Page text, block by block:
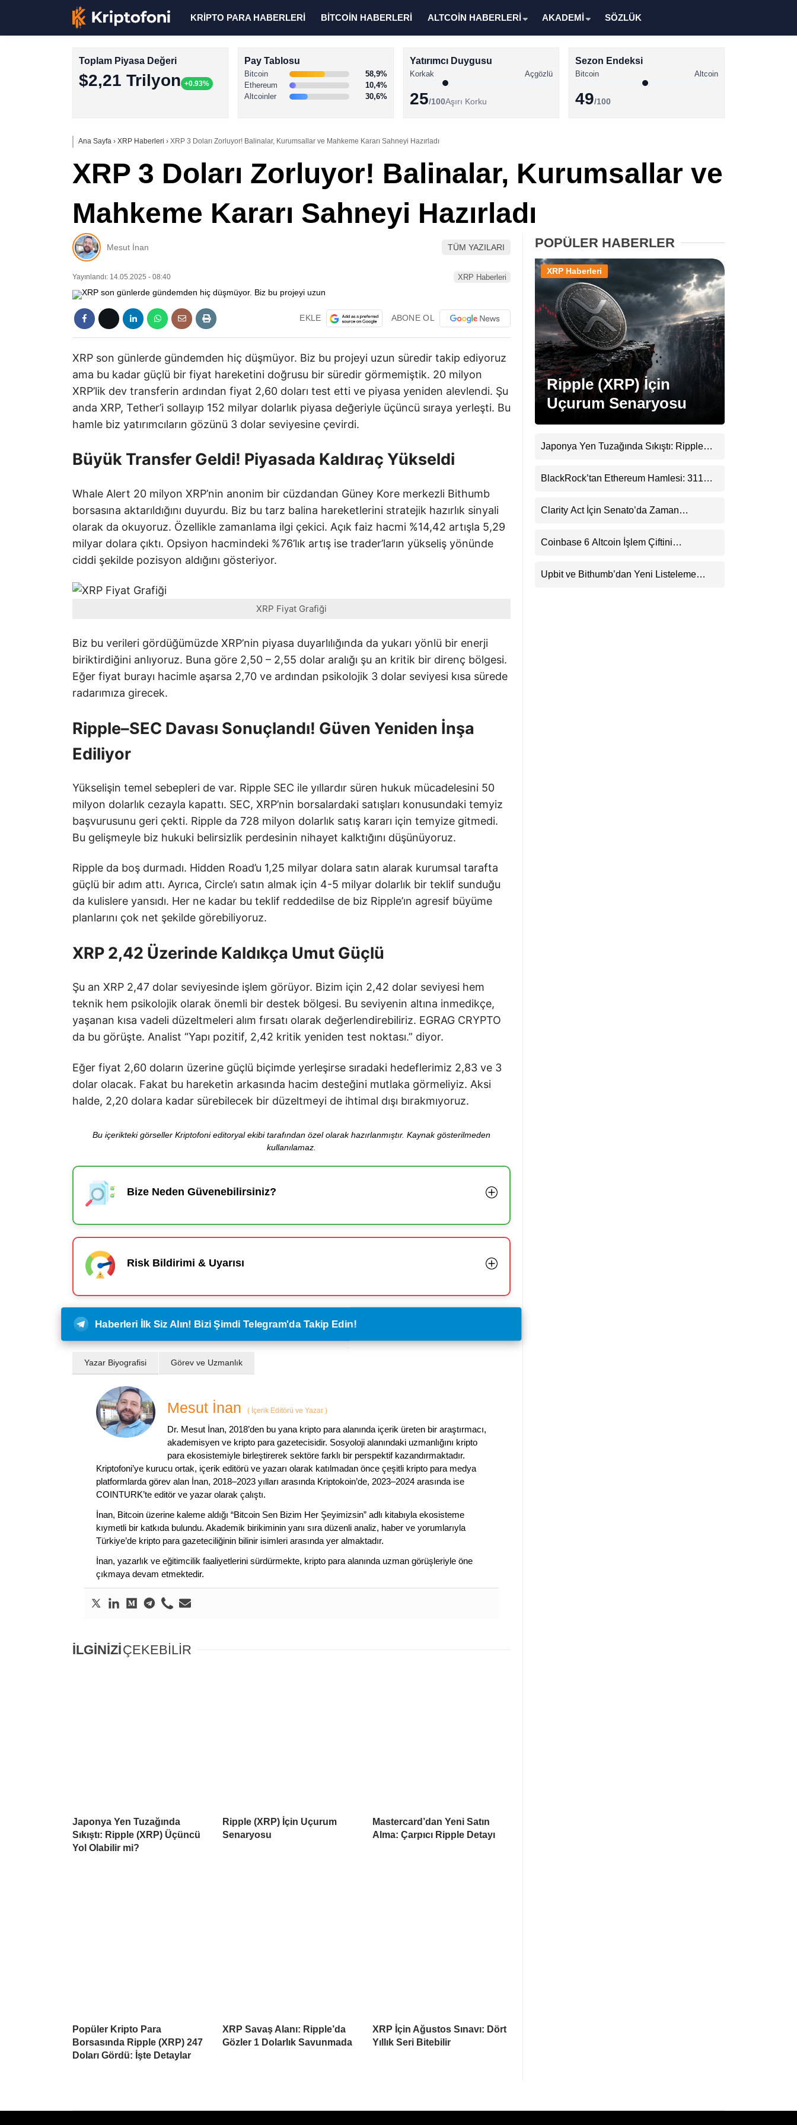
Altcoin Haberleri
XRP Haberleri
Memecoin Haberleri
Stablecoin Haberleri
Facebook
KRİPTO PARA HABERLERİ BİTCOİN HABERLERİ ALTCOİN HABERLERİ AKADEMİ SÖZLÜK
Toplam Piyasa Değeri
$2,21 Trilyon +0.93%
Pay Tablosu
Bitcoin
58,9%
Ethereum
10,4%
Altcoinler
30,6%
Yatırımcı Duygusu
Korkak Açgözlü
25/100Aşırı Korku
Sezon Endeksi
Bitcoin Altcoin
49/100
Ana Sayfa › XRP Haberleri › XRP 3 Doları Zorluyor! Balinalar, Kurumsallar ve Mahkeme Kararı Sahneyi Hazırladı
XRP 3 Doları Zorluyor! Balinalar, Kurumsallar ve
Mahkeme Kararı Sahneyi Hazırladı
Mesut İnan TÜM YAZILARI
Yayınlandı: 14.05.2025 - 08:40 XRP Haberleri
EKLE ABONE OL
XRP son günlerde gündemden hiç düşmüyor. Biz bu projeyi uzun süredir takip ediyoruz
ama bu kadar güçlü bir fiyat hareketini doğrusu bir süredir görmemiştik. 20 milyon
XRP’lik dev transferin ardından fiyat 2,60 doları test etti ve piyasa yeniden alevlendi. Şu
anda XRP, Tether’i sollayıp 152 milyar dolarlık piyasa değeriyle üçüncü sıraya yerleşti. Bu
hamle biz yatırımcıların gözünü 3 dolar seviyesine çevirdi.
Büyük Transfer Geldi! Piyasada Kaldıraç Yükseldi
Whale Alert 20 milyon XRP’nin anonim bir cüzdandan Güney Kore merkezli Bithumb
borsasına aktarıldığını duyurdu. Biz bu tarz balina hareketlerini stratejik hazırlık sinyali
olarak da okuyoruz. Özellikle zamanlama ilgi çekici. Açık faiz hacmi %14,42 artışla 5,29
milyar dolara çıktı. Opsiyon hacmindeki %76’lık artış ise trader’ların yükseliş yönünde
ciddi şekilde pozisyon aldığını gösteriyor.
XRP Fiyat Grafiği
Biz bu verileri gördüğümüzde XRP’nin piyasa duyarlılığında da yukarı yönlü bir enerji
biriktirdiğini anlıyoruz. Buna göre 2,50 – 2,55 dolar aralığı şu an kritik bir direnç bölgesi.
Eğer fiyat burayı hacimle aşarsa 2,70 ve ardından psikolojik 3 dolar seviyesi kısa sürede
radarımıza girecek.
Ripple–SEC Davası Sonuçlandı! Güven Yeniden İnşa
Ediliyor
Yükselişin temel sebepleri de var. Ripple SEC ile yıllardır süren hukuk mücadelesini 50
milyon dolarlık cezayla kapattı. SEC, XRP’nin borsalardaki satışları konusundaki temyiz
başvurusunu geri çekti. Ripple da 728 milyon dolarlık satış kararı için temyize gitmedi.
Bu gelişmeyle biz hukuki belirsizlik perdesinin nihayet kalktığını düşünüyoruz.
Ripple da boş durmadı. Hidden Road’u 1,25 milyar dolara satın alarak kurumsal tarafta
güçlü bir adım attı. Ayrıca, Circle’ı satın almak için 4-5 milyar dolarlık bir teklif sunduğu
da kulislere yansıdı. Her ne kadar bu teklif reddedilse de biz Ripple’ın agresif büyüme
planlarını çok net şekilde görebiliyoruz.
XRP 2,42 Üzerinde Kaldıkça Umut Güçlü
Şu an XRP 2,47 dolar seviyesinde işlem görüyor. Bizim için 2,42 dolar seviyesi hem
teknik hem psikolojik olarak önemli bir destek bölgesi. Bu seviyenin altına inmedikçe,
yaşanan kısa vadeli düzeltmeleri alım fırsatı olarak değerlendirebiliriz. EGRAG CRYPTO
da bu görüşte. Analist “Yapı pozitif, 2,42 kritik yeniden test noktası.” diyor.
Eğer fiyat 2,60 doların üzerine güçlü biçimde yerleşirse sıradaki hedeflerimiz 2,83 ve 3
dolar olacak. Fakat bu hareketin arkasında hacim desteğini mutlaka görmeliyiz. Aksi
halde, 2,20 dolara kadar sürebilecek bir düzeltmeyi de ihtimal dışı bırakmıyoruz.
Bu içerikteki görseller Kriptofoni editoryal ekibi tarafından özel olarak hazırlanmıştır. Kaynak gösterilmeden
kullanılamaz.
Bize Neden Güvenebilirsiniz?
Risk Bildirimi & Uyarısı
Haberleri İlk Siz Alın! Bizi Şimdi Telegram'da Takip Edin!
Yazar Biyografisi Görev ve Uzmanlık
Mesut İnan ( İçerik Editörü ve Yazar )
Dr. Mesut İnan, 2018’den bu yana kripto para alanında içerik üreten bir araştırmacı,
akademisyen ve kripto para gazetecisidir. Sosyoloji alanındaki uzmanlığını kripto
para ekosistemiyle birleştirerek sektöre farklı bir perspektif kazandırmaktadır.
Kriptofoni’ye kurucu ortak, içerik editörü ve yazarı olarak katılmadan önce çeşitli kripto para medya
platformlarda görev alan İnan, 2018–2023 yılları arasında Kriptokoin’de, 2023–2024 arasında ise
COINTURK’te editör ve yazar olarak çalıştı.
İnan, Bitcoin üzerine kaleme aldığı “Bitcoin Sen Bizim Her Şeyimizsin” adlı kitabıyla ekosisteme
kıymetli bir katkıda bulundu. Akademik birikiminin yanı sıra düzenli analiz, haber ve yorumlarıyla
Türkiye’de kripto para gazeteciliğinin bilinir isimleri arasında yer almaktadır.
İnan, yazarlık ve eğitimcilik faaliyetlerini sürdürmekte, kripto para alanında uzman görüşleriyle öne
çıkmaya devam etmektedir.
İLGİNİZİÇEKEBİLİR
Japonya Yen Tuzağında
Sıkıştı: Ripple (XRP) Üçüncü
Yol Olabilir mi?
Ripple (XRP) İçin Uçurum
Senaryosu
Mastercard’dan Yeni Satın
Alma: Çarpıcı Ripple Detayı
Popüler Kripto Para
Borsasında Ripple (XRP) 247
Doları Gördü: İşte Detaylar
XRP Savaş Alanı: Ripple’da
Gözler 1 Dolarlık Savunmada
XRP İçin Ağustos Sınavı: Dört
Yıllık Seri Bitebilir
POPÜLER HABERLER
Ripple (XRP) İçin
Uçurum Senaryosu
XRP Haberleri
Japonya Yen Tuzağında Sıkıştı: Ripple
BlackRock’tan Ethereum Hamlesi: 311
Clarity Act İçin Senato’da Zaman
Coinbase 6 Altcoin İşlem Çiftini
Upbit ve Bithumb’dan Yeni Listeleme